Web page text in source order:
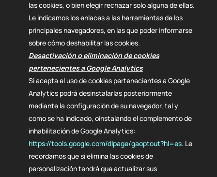
las cookies, o bien elegir rechazar solo alguna de ellas.
Le indicamos los enlaces a las herramientas de los
principales navegadores, en las que poder informarse
sobre cómo deshabilitar las cookies.
Desactivación o eliminación de cookies
pertenecientes a Google Analytics
Si acepta el uso de cookies pertenecientes a Google
Analytics podrá desinstalarlas posteriormente
mediante la configuración de su navegador, tal y
como se ha indicado, oinstalando el complemento de
inhabilitación de Google Analytics:
https://tools.google.com/dlpage/gaoptout?hl=es. Le
recordamos que si elimina las cookies de
personalización tendrá que actualizar sus